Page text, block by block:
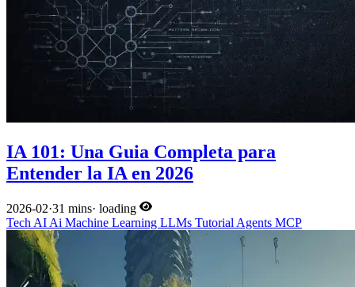
IA 101: Una Guia Completa para
Entender la IA en 2026
2026-02·31 mins· loading
Tech AI Ai Machine Learning LLMs Tutorial Agents MCP